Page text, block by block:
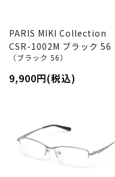
PARIS MIKI Collection
CSR-1002M ブラック 56
（ブラック 56）
9,900円(税込)